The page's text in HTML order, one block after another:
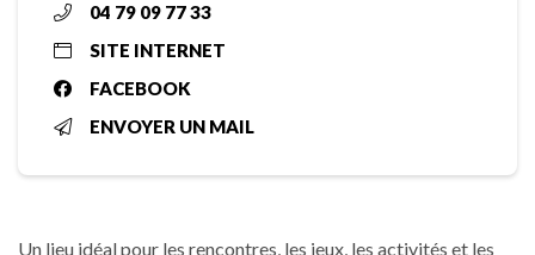
04 79 09 77 33
SITE INTERNET
FACEBOOK
ENVOYER UN MAIL
Un lieu idéal pour les rencontres, les jeux, les activités et les